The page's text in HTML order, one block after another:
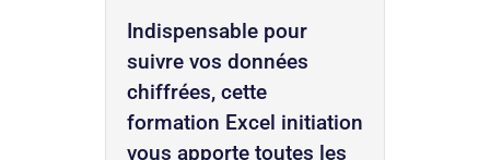
Indispensable pour
suivre vos données
chiffrées, cette
formation Excel initiation
vous apporte toutes les